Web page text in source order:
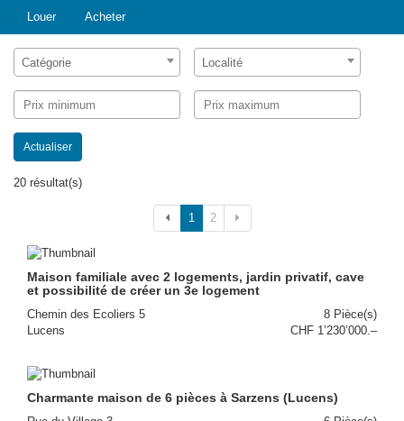
Louer Acheter
Catégorie Localité
Actualiser
20 résultat(s)
1 2
Maison familiale avec 2 logements, jardin privatif, cave
et possibilité de créer un 3e logement
8 Pièce(s)
Chemin des Ecoliers 5
CHF 1’230’000.–
Lucens
Charmante maison de 6 pièces à Sarzens (Lucens)